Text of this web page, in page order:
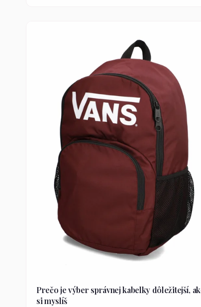
Prečo je výber správnej kabelky dôležitejší,
si myslíš